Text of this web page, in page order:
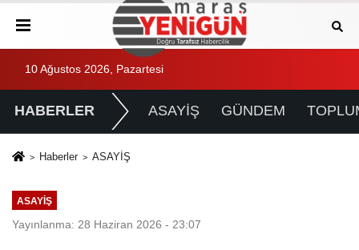
10 Ağustos 2026, Pazartesi
HABERLER ASAYİŞ GÜNDEM
Haberler ASAYİŞ
ASAYİŞ
Yayınlanma: 28 Haziran 2026 - 23:07